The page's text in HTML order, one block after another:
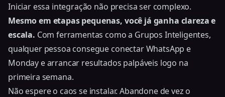
Iniciar essa integração não precisa ser complexo.
Mesmo em etapas pequenas, você já ganha clareza e
escala. Com ferramentas como a Grupos Inteligentes,
qualquer pessoa consegue conectar WhatsApp e
Monday e arrancar resultados palpáveis logo na
primeira semana.
Não espere o caos se instalar. Abandone de vez o